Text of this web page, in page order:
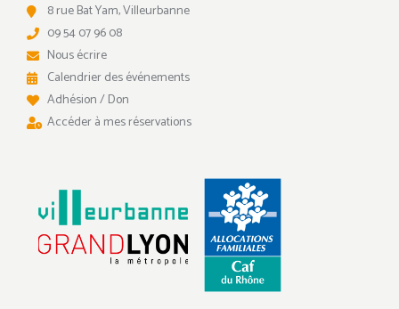
8 rue Bat Yam, Villeurbanne
09 54 07 96 08
Nous écrire
Calendrier des événements
Adhésion / Don
Accéder à mes réservations